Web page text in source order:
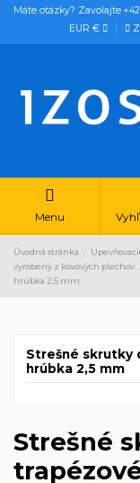
Máte otázky? Zavolajte
EUR €
Menu
Úvodná stránka
vyrobený z kovových plechov
hrúbka 2,5 mm
Strešné
Strešné skrutky
hrúbka 2,5 mm